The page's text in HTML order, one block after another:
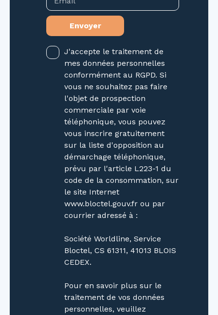
Interphone - Jardin clos avec abri de
jardin et arbres fruitiers - Faibles
charges L'appartement du 2 -ème étage de 74
m² est également à vendre. A rénover. Pas de
jardin. Prix de vente : 75 000€ FAI. Chauffage :
Individuel Gaz. Syndic bénévole Charges de
copro : Environ 42 € / mois = Assurance +
Electricité commun + Abonnement compteur
d'eau Taxe Foncière : 708 € Assainissement :
Tout à l'égout Bien soumis au statut de la
copropriété. 13 Lots dont 3 à usage
d'habitation. Présence de Plomb dans les
peintures. Absence d'Amiante Frais d'agence
charge acquéreur. Prix affiché : 119 000 € dont
8 000 € de frais d'agence. Les informations sur
les risques auxquels ce bien est exposé sont
disponibles sur le site Géorisques : www.
georisques. gouv. fr La présente annonce
immobilière a été rédigée sous la
Agent Commercial mandataire en immobilier
(EI) immatriculée au Registre Spécial des
Agents Commerciaux (RSAC) du Tribunal de
Envoyer
J'accepte le traitement de
mes données personnelles
conformément au RGPD. Si
vous ne souhaitez pas faire
l'objet de prospection
commerciale par voie
téléphonique, vous pouvez
vous inscrire gratuitement
sur la liste d'opposition au
démarchage téléphonique,
prévu par l'article L223-1 du
code de la consommation, sur
le site Internet
www.bloctel.gouv.fr ou par
courrier adressé à :
Société Worldline, Service
Bloctel, CS 61311, 41013 BLOIS
CEDEX.
Pour en savoir plus sur le
traitement de vos données
personnelles, veuillez